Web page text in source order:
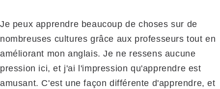
Je peux apprendre beaucoup de choses sur de
nombreuses cultures grâce aux professeurs tout en
améliorant mon anglais. Je ne ressens aucune
pression ici, et j'ai l'impression qu'apprendre est
amusant. C'est une façon différente d'apprendre, et